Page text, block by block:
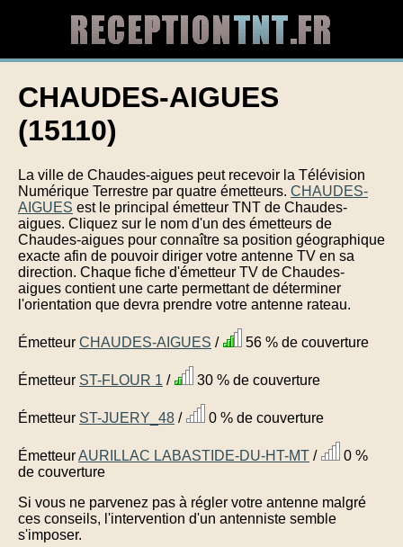
CHAUDES-AIGUES
(15110)
La ville de Chaudes-aigues peut recevoir la Télévision
Numérique Terrestre par quatre émetteurs. CHAUDES-
AIGUES est le principal émetteur TNT de Chaudes-
aigues. Cliquez sur le nom d'un des émetteurs de
Chaudes-aigues pour connaître sa position géographique
exacte afin de pouvoir diriger votre antenne TV en sa
direction. Chaque fiche d'émetteur TV de Chaudes-
aigues contient une carte permettant de déterminer
l'orientation que devra prendre votre antenne rateau.
Émetteur CHAUDES-AIGUES / 56 % de couverture
Émetteur ST-FLOUR 1 / 30 % de couverture
Émetteur ST-JUERY_48 / 0 % de couverture
ÉmetteurAURILLAC LABASTIDE-DU-HT-MT /
0 %
de couverture
Si vous ne parvenez pas à régler votre antenne malgré
ces conseils, l'intervention d'un antenniste semble
s'imposer.